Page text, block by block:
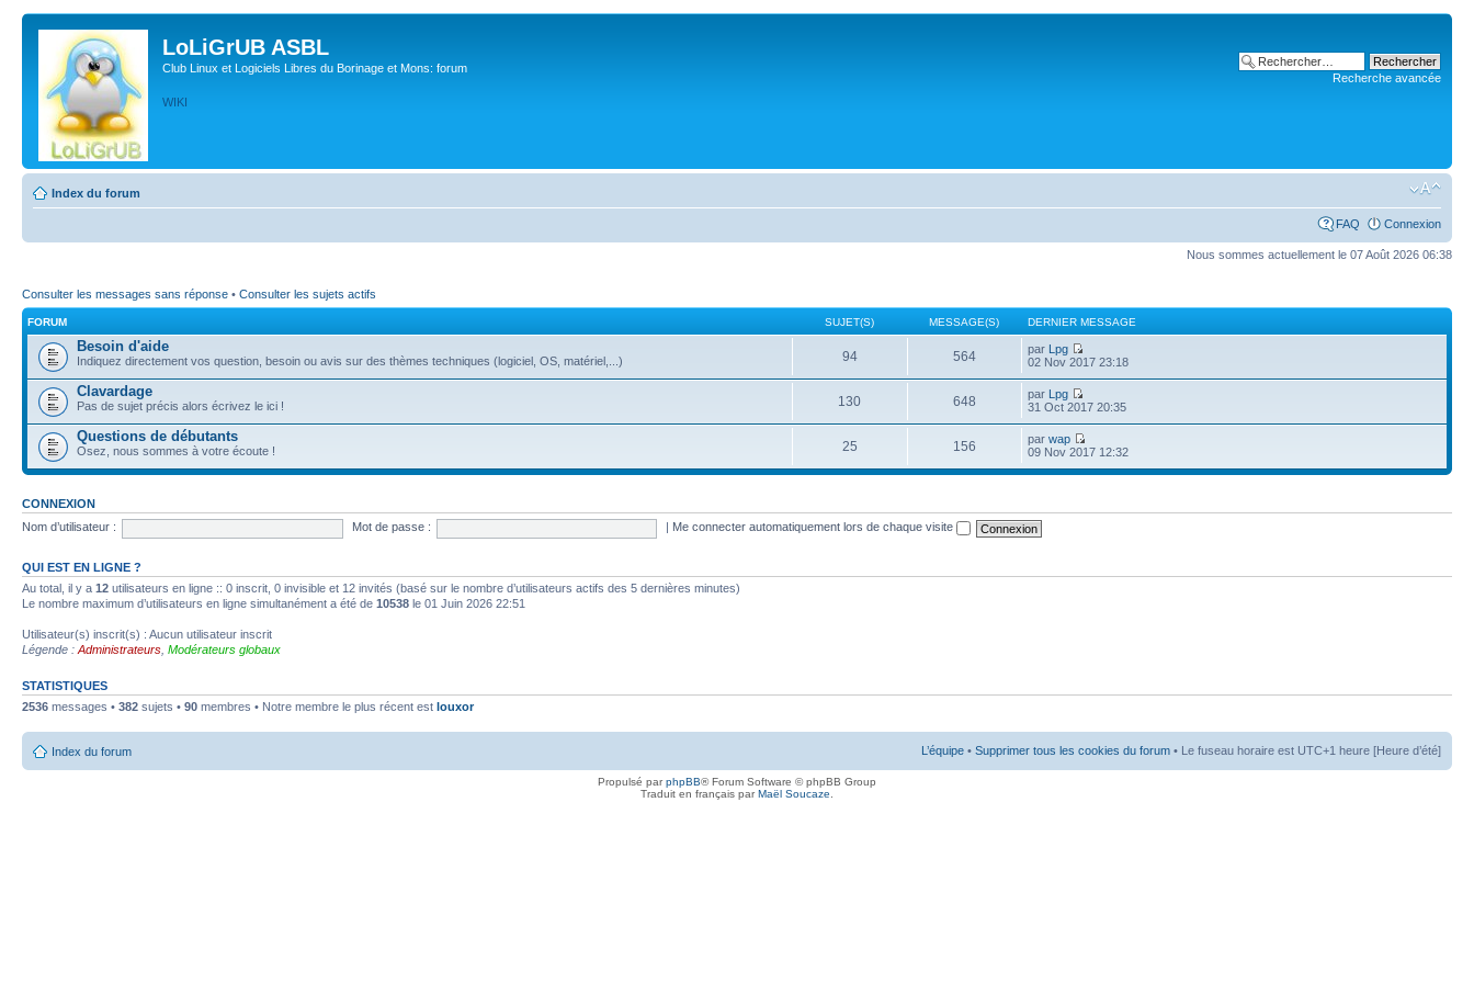
LoLiGrUB ASBL
Club Linux et Logiciels Libres du Borinage et Mons: forum
WIKI
Recherche avancée
Index du forum
FAQ Connexion
Nous sommes actuellement le 07 Août 2026 06:38
Consulter les messages sans réponse • Consulter les sujets actifs
FORUM SUJET(S) MESSAGE(S) DERNIER MESSAGE
Besoin d'aide
Indiquez directement vos question, besoin ou avis sur des thèmes techniques (logiciel, OS, matériel,...) 94 564 par Lpg
02 Nov 2017 23:18
Clavardage
Pas de sujet précis alors écrivez le ici ! 130 648 par Lpg
31 Oct 2017 20:35
Questions de débutants
Osez, nous sommes à votre écoute ! 25 156 parwap
09 Nov 2017 12:32
CONNEXION
Nom d’utilisateur :
Mot de passe : Me connecter automatiquement lors de chaque visite
QUI EST EN LIGNE ?
Au total, il y a 12 utilisateurs en ligne :: 0 inscrit, 0 invisible et 12 invités (basé sur le nombre d’utilisateurs actifs des 5 dernières minutes)
Le nombre maximum d’utilisateurs en ligne simultanément a été de 10538 le 01 Juin 2026 22:51
Utilisateur(s) inscrit(s) : Aucun utilisateur inscrit
Légende : Administrateurs Modérateurs globaux
STATISTIQUES
2536 messages • 382 sujets • 90 membres • Notre membre le plus récent est louxor
Index du forum L’équipe • Supprimer tous les cookies du forum • Le fuseau horaire est UTC+1 heure [Heure d’été]
Propulsé parphpBB® Forum Software © phpBB Group
Traduit en français parMaël Soucaze